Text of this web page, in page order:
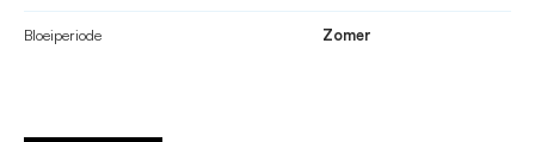
Bloeiperiode Zomer